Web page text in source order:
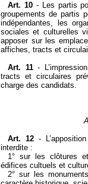
Art. 10 - Les partis
groupements de partis
indépendantes, les
sociales et culturelles
apposer sur les
affiches, tracts et
Art. 11-
tracts et circulaires
charge des candidats.
Art. 12 -
interdite :
1° sur les clôtures
édifices cultuels et
2° sur les